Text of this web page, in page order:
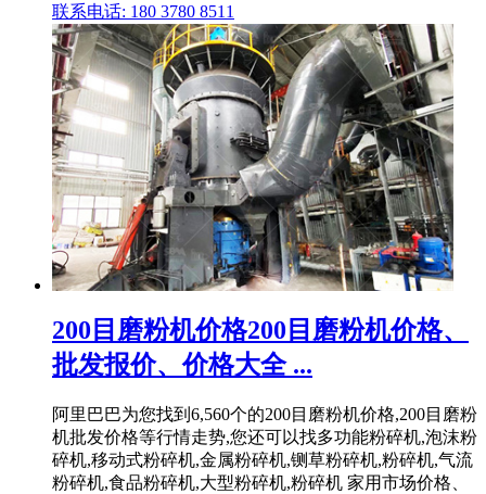
联系电话: 180 3780 8511
200目磨粉机价格200目磨粉机价格、
批发报价、价格大全 ...
阿里巴巴为您找到6,560个的200目磨粉机价格,200目磨粉
机批发价格等行情走势,您还可以找多功能粉碎机,泡沫粉
碎机,移动式粉碎机,金属粉碎机,铡草粉碎机,粉碎机,气流
粉碎机,食品粉碎机,大型粉碎机,粉碎机 家用市场价格、